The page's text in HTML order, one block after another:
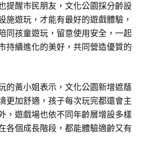
提醒市民朋友，文化公園採分齡設
施遊玩，才能有最好的遊戲體驗，
同孩童遊玩，留意使用安全，一起
持續進化的美好，共同營造優質的
的黃小姐表示，文化公園新增遮蔭
更加舒適，孩子每次玩完都還會主
，遊戲場也依不同年齡層增設多樣
各個成長階段，都能體驗適齡又有